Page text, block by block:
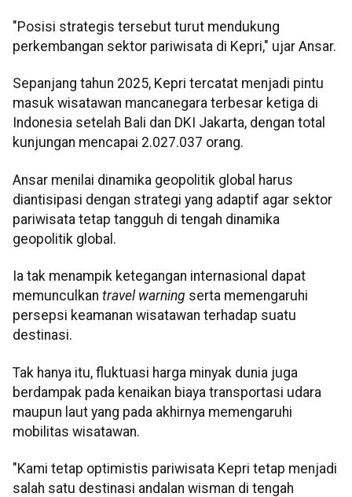
"Posisi strategis tersebut turut mendukung
perkembangan sektor pariwisata di Kepri," ujar Ansar.
Sepanjang tahun 2025, Kepri tercatat menjadi pintu
masuk wisatawan mancanegara terbesar ketiga di
Indonesia setelah Bali dan DKI Jakarta, dengan total
kunjungan mencapai 2.027.037 orang.
Ansar menilai dinamika geopolitik global harus
diantisipasi dengan strategi yang adaptif agar sektor
pariwisata tetap tangguh di tengah dinamika
geopolitik global.
Ia tak menampik ketegangan internasional dapat
memunculkan travel warning serta memengaruhi
persepsi keamanan wisatawan terhadap suatu
destinasi.
Tak hanya itu, fluktuasi harga minyak dunia juga
berdampak pada kenaikan biaya transportasi udara
maupun laut yang pada akhirnya memengaruhi
mobilitas wisatawan.
"Kami tetap optimistis pariwisata Kepri tetap menjadi
salah satu destinasi andalan wisman di tengah